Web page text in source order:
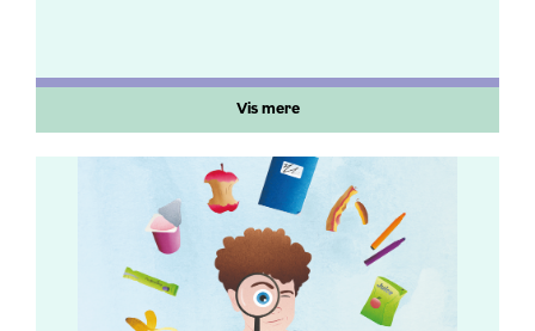
Vis mere